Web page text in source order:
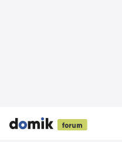


 
